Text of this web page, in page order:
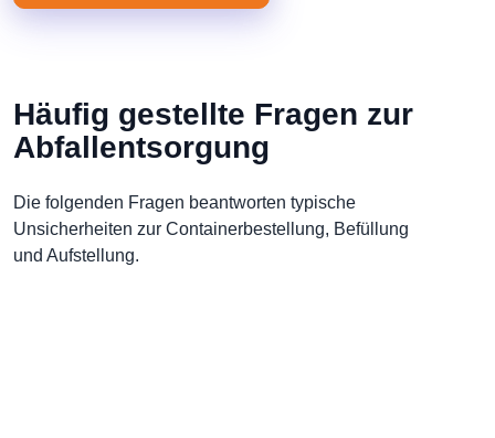
Häufig gestellte Fragen zur
Abfallentsorgung
Die folgenden Fragen beantworten typische
Unsicherheiten zur Containerbestellung, Befüllung
und Aufstellung.